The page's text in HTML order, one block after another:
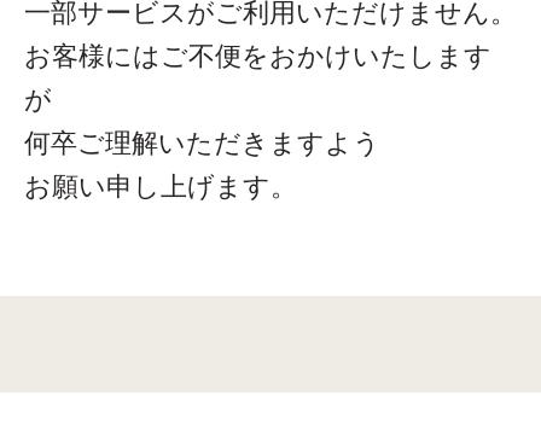
一部サービスがご利用いただけません。
お客様にはご不便をおかけいたします
が
何卒ご理解いただきますよう
お願い申し上げます。